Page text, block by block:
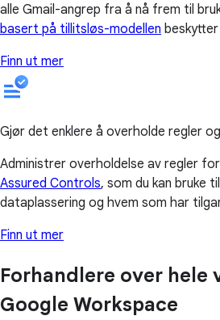
alle Gmail-angrep fra å nå frem til
basert på tillitsløs-modellen
Finn ut mer
Gjør det enklere å overholde regler
Administrer overholdelse av regler
Assured Controls, som du kan bruke
dataplassering og hvem som har
Finn ut mer
Forhandlere over hele
Google Workspace